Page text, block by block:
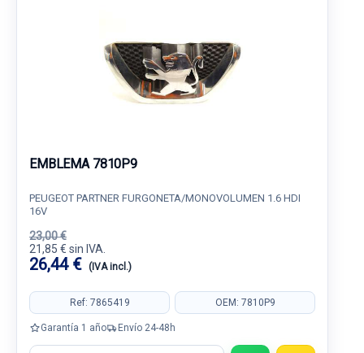
EMBLEMA 7810P9
PEUGEOT PARTNER FURGONETA/MONOVOLUMEN 1.6 HDI
16V
23,00 €
21,85 € sin IVA.
26,44 € (IVA incl.)
Ref: 7865419 OEM: 7810P9
Garantía 1 año Envío 24-48h